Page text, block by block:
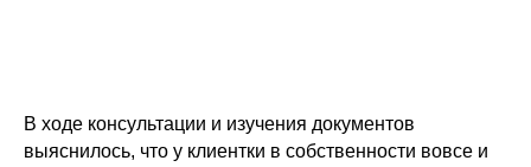
В ходе консультации и изучения документов
выяснилось, что у клиентки в собственности вовсе и